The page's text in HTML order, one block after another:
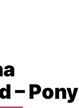
– Pony